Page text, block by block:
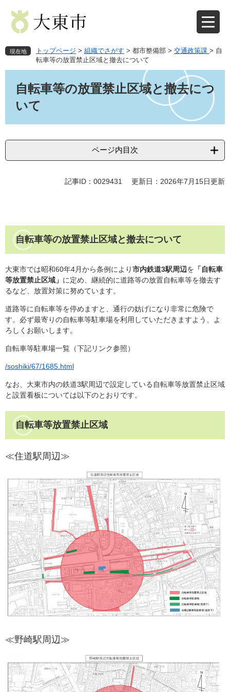
先
で
を
ば
へ
現在地 トップページ > 組織でさがす > 都市整備部 > 交通政策課 > 自
転車等の放置禁止区域と撤去について
自転車等の放置禁止区域と撤去につ
いて
ページ内目次
記事ID：0029431 更新日：2026年7月15日更新
自転車等の放置禁止区域と撤去について
大東市では昭和60年4月から条例により市内鉄道3駅周辺を 「自転車
等放置禁止区域」 に定め、継続的に道路等の放置自転車等を撤去す
るなど、放置対策に努めています。
道路等に自転車等を停めますと、通行の妨げになり非常に危険で
す。必ず最寄りの自転車等駐車場を利用していただきますよう、よ
ろしくお願いします。
自転車等駐車場一覧（下記リンク参照）
/soshiki/67/1685.html
なお、大東市内の鉄道3駅周辺で設定している自転車等放置禁止区域
と設置看板については以下のとおりです。
自転車等放置禁止区域
≪住道駅周辺≫
≪野崎駅周辺≫